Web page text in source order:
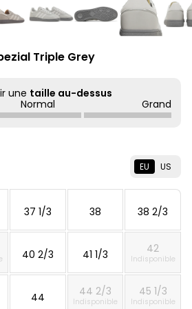
Triple Grey
une taille au-dessus
Normal Grand
EU US
37 1/3 38 38 2/3
40 2/3 41 1/3 42
Indisponible
44 44 2/3
Indisponible
45 1/3
Indisponible